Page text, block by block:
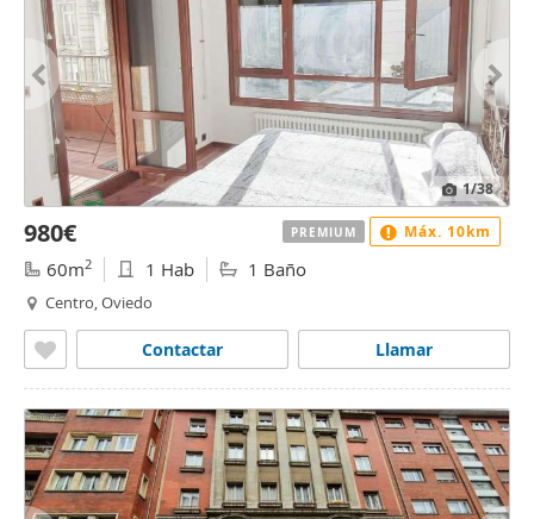
1/38
980€
60m2 1 Hab 1 Baño
Centro, Oviedo
Llamar
Contactar
PREMIUM Máx. 10km